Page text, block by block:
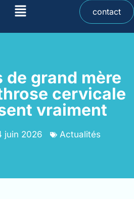
contact
de grand mère
cervicale
vraiment
juin 2026 Actualités